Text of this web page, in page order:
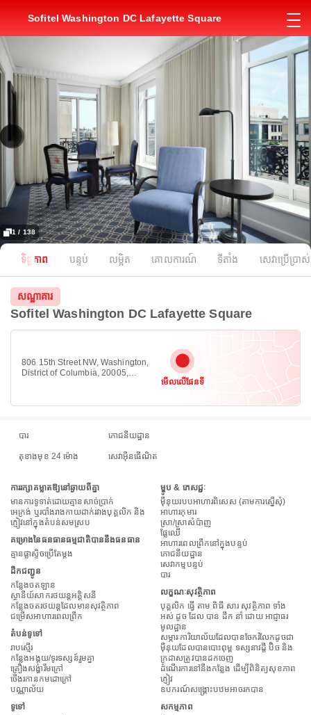
Sofitel Washington DC Lafayette Square
1 / 138
ទិដ្ឋភាព បន្ទប់ លម្អិត គោលការណ៍ ទីតាំង សេវាប្រើប្រាស់
សណ្ឋាគារ
Sofitel Washington DC Lafayette Square
806 15th Street NW, Washington,
District of Columbia, 20005,
មើលលើផែនទី
បារ ភោជនីយដ្ឋាន
តុខាងមុខ 24 ម៉ោង សេវាអ៊ីនធើណិត
ការរក្សាគម្លាតឱ្យនៅឆ្ងាយពីគ្នា
មានការទូទាត់ដោយគ្មានសាច់ប្រាក់
អេក្រង់ ឬរបាំងរាងកាយដាក់រវាងបុគ្គលិក និង
ភ្ញៀវនៅក្នុងតំបន់សមស្រប
គម្រោងនៃធនធានធម្មជាតិបាននឹងធនធាន
គ្មានផ្លាស្ទិចប្រើតែម្តង
ដឹកជញ្ជូន
កន្លែង​ចត​ឡាន
ស្ថានីយ៍សាករថយន្តអគ្គិសនី
កន្លែងចតរថយន្តដែលមានសុវត្ថិភាព
ជម្រើសអាហារពេលព្រឹក
តំបន់ទូទៅ
រាបស្មើរ
កន្លែងអង្គុយ/ទូរទស្សន៍រួមគ្នា
គ្រឿងសង្ហារឹមក្រៅ
ចើងរកានកមដោក្រៅ
បណ្ណាល័យ
ទូទៅ
ម្ហូប & ភេសជ្ជៈ
ម៉ឺនុយរបបអាហារពិសេស (តាមការស្នើសុំ)
អាហារកុមារ
ស្រា/ស្រាសំប៉ាញ
ផ្លែឈើ
អាហារពេលព្រឹកនៅក្នុងបន្ទប់
ភោជនីយដ្ឋាន
សេវាកម្មបន្ទប់
បារ
លក្ខណៈសុវត្ថិភាព
បុគ្គលិក ធ្វើ តាម ពិធី សារ សុវត្ថិភាព ទាំង
អស់ ដូច ដែល បាន ដឹក នាំ ដោយ អាជ្ញាធរ
មូលដ្ឋាន
សម្ភារៈការិយាល័យដែលបានចែករំលែកដូចជា
ម៉ឺនុយដែលបានបោះពុម្ព ទស្សនាវដ្តី ប៊ិច និង
ក្រដាសត្រូវបានដកចេញ
ដំណើរការនៅនឹងកន្លែង ដើម្បីពិនិត្យសុខភាព
ភ្ញៀវ
ឧបករណ៍សង្គ្រោះបឋមអាចរកបាន
សកម្មភាព